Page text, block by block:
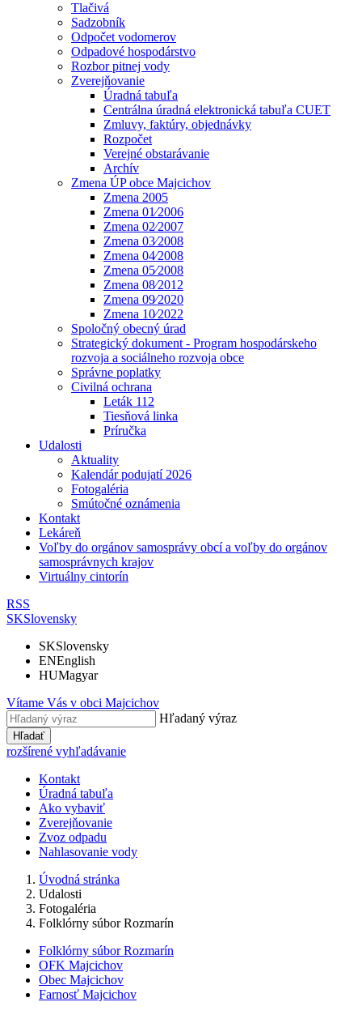
Tlačivá
Sadzobník
Odpočet vodomerov
Odpadové hospodárstvo
Rozbor pitnej vody
Zverejňovanie
Úradná tabuľa
Centrálna úradná elektronická tabuľa CUET
Zmluvy, faktúry, objednávky
Rozpočet
Verejné obstarávanie
Archív
Zmena ÚP obce Majcichov
Zmena 2005
Zmena 01⁄2006
Zmena 02⁄2007
Zmena 03⁄2008
Zmena 04⁄2008
Zmena 05⁄2008
Zmena 08⁄2012
Zmena 09⁄2020
Zmena 10⁄2022
Spoločný obecný úrad
Strategický dokument - Program hospodárskeho
rozvoja a sociálneho rozvoja obce
Správne poplatky
Civilná ochrana
Leták 112
Tiesňová linka
Príručka
Udalosti
Aktuality
Kalendár podujatí 2026
Fotogaléria
Smútočné oznámenia
Kontakt
Lekáreň
Voľby do orgánov samosprávy obcí a voľby do orgánov
samosprávnych krajov
Virtuálny cintorín
RSS
SKSlovensky
SKSlovensky
ENEnglish
HUMagyar
Vítame Vás v obci Majcichov
Hľadaný výraz
Hľadať
rozšírené vyhľadávanie
Kontakt
Úradná tabuľa
Ako vybaviť
Zverejňovanie
Zvoz odpadu
Nahlasovanie vody
Úvodná stránka
Udalosti
Fotogaléria
Folklórny súbor Rozmarín
Folklórny súbor Rozmarín
OFK Majcichov
Obec Majcichov
Farnosť Majcichov